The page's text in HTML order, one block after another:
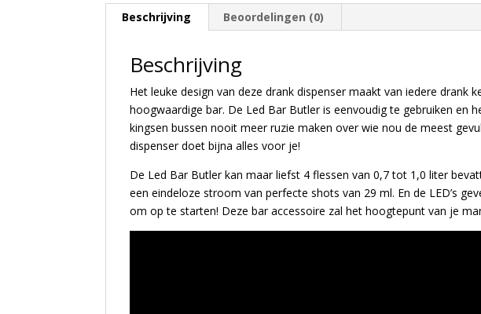
Beschrijving Beoordelingen (0)
Beschrijving
Het leuke design van deze drank dispenser maakt van iedere drank
hoogwaardige bar. De Led Bar Butler is eenvoudig te gebruiken en
kingsen bussen nooit meer ruzie maken over wie nou de meest
dispenser doet bijna alles voor je!
De Led Bar Butler kan maar liefst 4 flessen van 0,7 tot 1,0 liter
een eindeloze stroom van perfecte shots van 29 ml. En de LED’s
om op te starten! Deze bar accessoire zal het hoogtepunt van je